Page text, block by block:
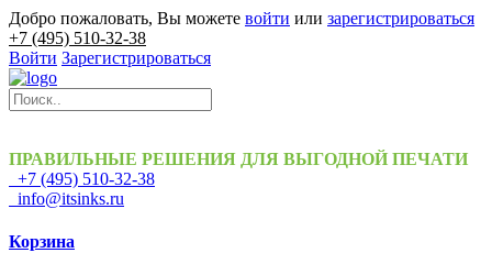
Добро пожаловать, Вы можете войти или зарегистрироваться
+7 (495) 510-32-38
Войти Зарегистрироваться
ПРАВИЛЬНЫЕ РЕШЕНИЯ ДЛЯ ВЫГОДНОЙ ПЕЧАТИ
+7 (495) 510-32-38
info@itsinks.ru
Корзина